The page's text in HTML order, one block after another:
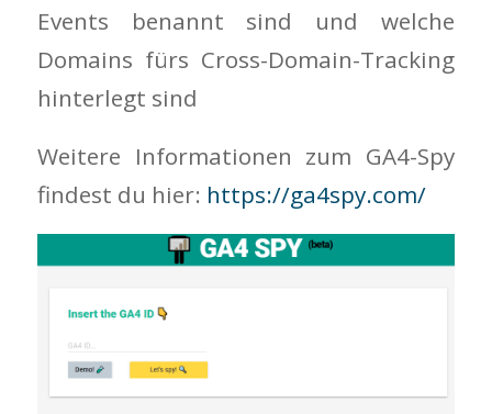
Events benannt sind und welche
Domains fürs Cross-Domain-Tracking
hinterlegt sind
Weitere Informationen zum GA4-Spy
findest du hier: https://ga4spy.com/